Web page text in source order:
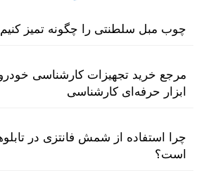
چوب مبل سلطنتی را چگونه تمیز
مرجع خرید تجهیزات کارشناسی
ابزار حرفه‌ای کارشناسی
چرا استفاده از شمش فانتزی در
است؟